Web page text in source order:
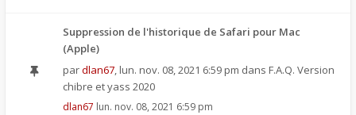
Suppression de l'historique de Safari pour Mac
(Apple)
pardlan67, lun. nov. 08, 2021 6:59 pm dans F.A.Q. Version
chibre et yass 2020
dlan67 lun. nov. 08, 2021 6:59 pm